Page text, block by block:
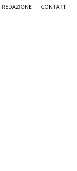
REDAZIONE CONTATTI